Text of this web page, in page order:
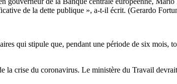
de la dette publique », a-t-il écrit. (Gerardo
qui stipule que, pendant une période de six mois,
la crise du coronavirus. Le ministère du Travail